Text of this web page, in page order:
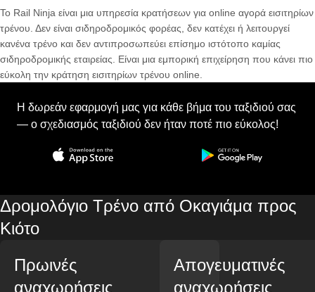
Το Rail Ninja είναι μια υπηρεσία κρατήσεων για online αγορά εισιτηρίων
τρένου. Δεν είναι σιδηροδρομικός φορέας, δεν κατέχει ή λειτουργεί
κανένα τρένο και δεν αντιπροσωπεύει επίσημο ιστότοπο καμίας
σιδηροδρομικής εταιρείας. Είναι μια εμπορική επιχείρηση που κάνει πιο
εύκολη την κράτηση εισιτηρίων τρένου online.
Η δωρεάν εφαρμογή μας για κάθε βήμα του ταξιδιού σας
— ο σχεδιασμός ταξιδιού δεν ήταν ποτέ πιο εύκολος!
Δρομολόγιο Τρένο από Οκαγιάμα προς
Κιότο
Πρωινές
αναχωρήσεις
Απογευματινές
αναχωρήσεις